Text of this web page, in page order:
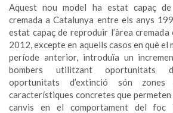
Aquest nou model ha estat capaç
cremada a Catalunya entre els anys
estat capaç de reproduir l’àrea
2012, excepte en aquells casos en què el
període anterior, introduïa un
bombers utilitzant oportunitats
oportunitats d’extinció són
característiques concretes que
canvis en el comportament del